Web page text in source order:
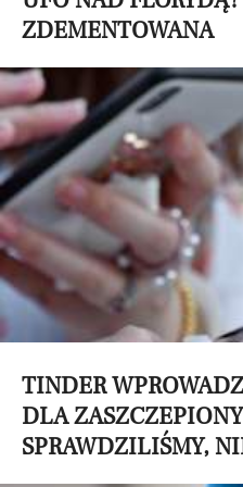
ZDEMENTOWANA
TINDER
DLA
SPRAWDZILIŚMY,